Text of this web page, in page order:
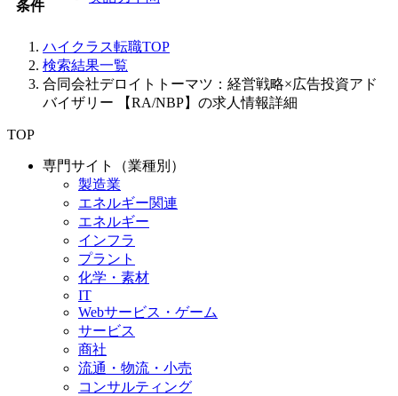
条件
ハイクラス転職TOP
検索結果一覧
合同会社デロイトトーマツ：経営戦略×広告投資アド
バイザリー 【RA/NBP】の求人情報詳細
TOP
専門サイト（業種別）
製造業
エネルギー関連
エネルギー
インフラ
プラント
化学・素材
IT
Webサービス・ゲーム
サービス
商社
流通・物流・小売
コンサルティング